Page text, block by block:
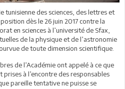
tunisienne des sciences, des lettres et
dès le 26 juin 2017 contre la
en sciences à l’université de Sfax,
de la physique et de l’astronomie
de toute dimension scientifique.
de l’Académie ont appelé à ce que
à l’encontre des responsables
pareille tentative ne puisse se